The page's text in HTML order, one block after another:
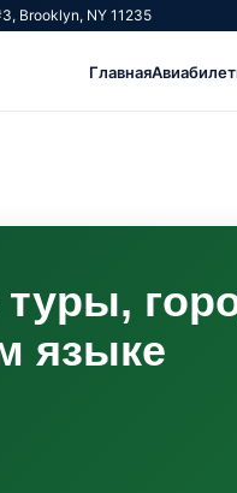
Brooklyn, NY 11235
Главная
языке